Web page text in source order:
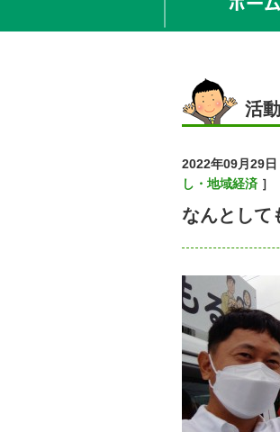
活
2022年09月29日
し・地域経済 ］
なんとして